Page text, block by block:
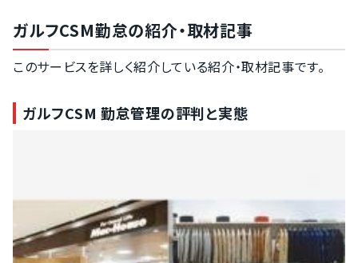
ガルフCSM勤怠の紹介・取材記事
このサービスを詳しく紹介している紹介・取材記事です。
ガルフCSM 勤怠管理の評判と実態